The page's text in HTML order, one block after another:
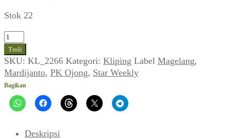
Stok 22
Kuantitas
Star
Weekly
(No.
515,
12
Nov
Troli
SKU: KL_2266 Kategori: Kliping Label Magelang,
Mardijanto, PK Ojong, Star Weekly
Bagikan
Deskripsi